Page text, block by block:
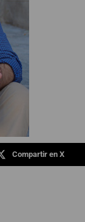
Compartir en X